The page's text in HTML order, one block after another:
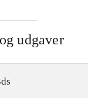
udgaver